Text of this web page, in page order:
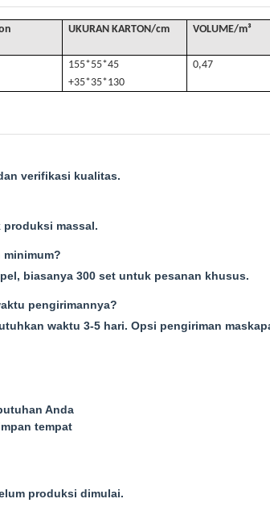
UKURAN KARTON/cm VOLUME/m³
155*55*45
+35*35*130
0,47
verifikasi kualitas.
produksi massal.
minimum?
biasanya 300 set untuk pesanan khusus.
pengirimannya?
waktu 3-5 hari. Opsi pengiriman
Anda
tempat
produksi dimulai.